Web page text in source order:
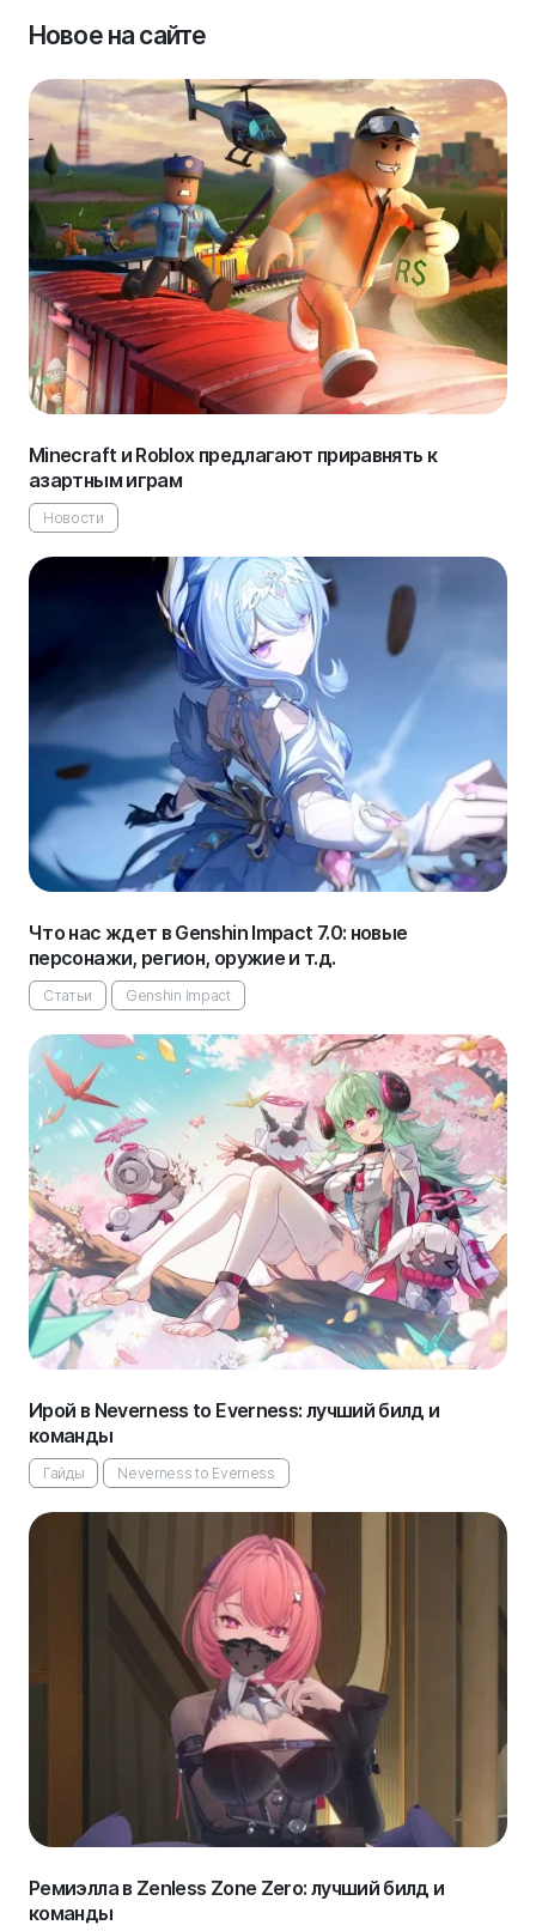
Новое на сайте
Minecraft и Roblox предлагают приравнять к
азартным играм
Новости
Что нас ждет в Genshin Impact 7.0: новые
персонажи, регион, оружие и т.д.
Статьи Genshin Impact
Ирой в Neverness to Everness: лучший билд и
команды
Гайды Neverness to Everness
Ремиэлла в Zenless Zone Zero: лучший билд и
команды